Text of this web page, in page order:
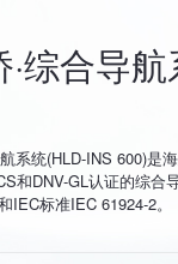
·综合导
系统(HLD-INS 600)是
和DNV-GL认证的综合
IEC标准IEC 61924-2。